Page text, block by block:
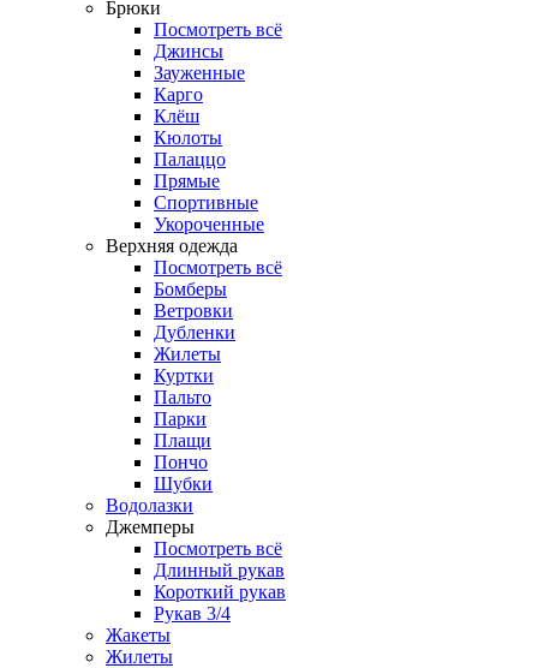
Брюки
Посмотреть всё
Джинсы
Зауженные
Карго
Клёш
Кюлоты
Палаццо
Прямые
Спортивные
Укороченные
Верхняя одежда
Посмотреть всё
Бомберы
Ветровки
Дубленки
Жилеты
Куртки
Пальто
Парки
Плащи
Пончо
Шубки
Водолазки
Джемперы
Посмотреть всё
Длинный рукав
Короткий рукав
Рукав 3/4
Жакеты
Жилеты